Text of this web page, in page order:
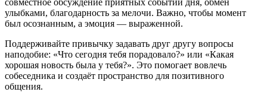
улыбками, благодарность за мелочи. Важно, чтобы момент
был осознанным, а эмоция — выраженной.
Поддерживайте привычку задавать друг другу вопросы
наподобие: «Что сегодня тебя порадовало?» или «Какая
хорошая новость была у тебя?». Это помогает вовлечь
собеседника и создаёт пространство для позитивного
общения.